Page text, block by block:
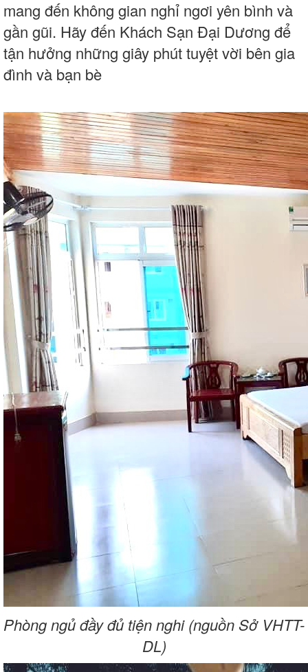
mang đến không gian nghỉ ngơi yên bình và
gần gũi. Hãy đến Khách Sạn Đại Dương để
tận hưởng những giây phút tuyệt vời bên gia
đình và bạn bè
Phòng ngủ đầy đủ tiện nghi (nguồn Sở VHTT-
DL)